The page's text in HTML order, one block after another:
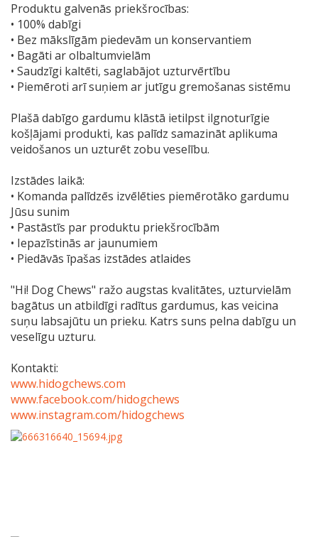
Produktu galvenās priekšrocības:
• 100% dabīgi
• Bez mākslīgām piedevām un konservantiem
• Bagāti ar olbaltumvielām
• Saudzīgi kaltēti, saglabājot uzturvērtību
• Piemēroti arī suņiem ar jutīgu gremošanas sistēmu
Plašā dabīgo gardumu klāstā ietilpst ilgnoturīgie
košļājami produkti, kas palīdz samazināt aplikuma
veidošanos un uzturēt zobu veselību.
Izstādes laikā:
• Komanda palīdzēs izvēlēties piemērotāko gardumu
Jūsu sunim
• Pastāstīs par produktu priekšrocībām
• Iepazīstinās ar jaunumiem
• Piedāvās īpašas izstādes atlaides
"Hi! Dog Chews" ražo augstas kvalitātes, uzturvielām
bagātus un atbildīgi radītus gardumus, kas veicina
suņu labsajūtu un prieku. Katrs suns pelna dabīgu un
veselīgu uzturu.
Kontakti:
www.hidogchews.com
www.facebook.com/hidogchews
www.instagram.com/hidogchews